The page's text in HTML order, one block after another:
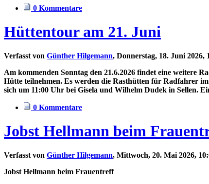
0 Kommentare
Hüttentour am 21. Juni
Verfasst von Günther Hilgemann, Donnerstag, 18. Juni 2026,
Am kommenden Sonntag den 21.6.2026 findet eine weitere
Hütte teilnehmen. Es werden die Rasthütten für Radfahrer
sich um 11:00 Uhr bei Gisela und Wilhelm Dudek in Sellen.
0 Kommentare
Jobst Hellmann beim
Verfasst von Günther Hilgemann, Mittwoch, 20. Mai 2026,
Jobst Hellmann beim Frauentreff